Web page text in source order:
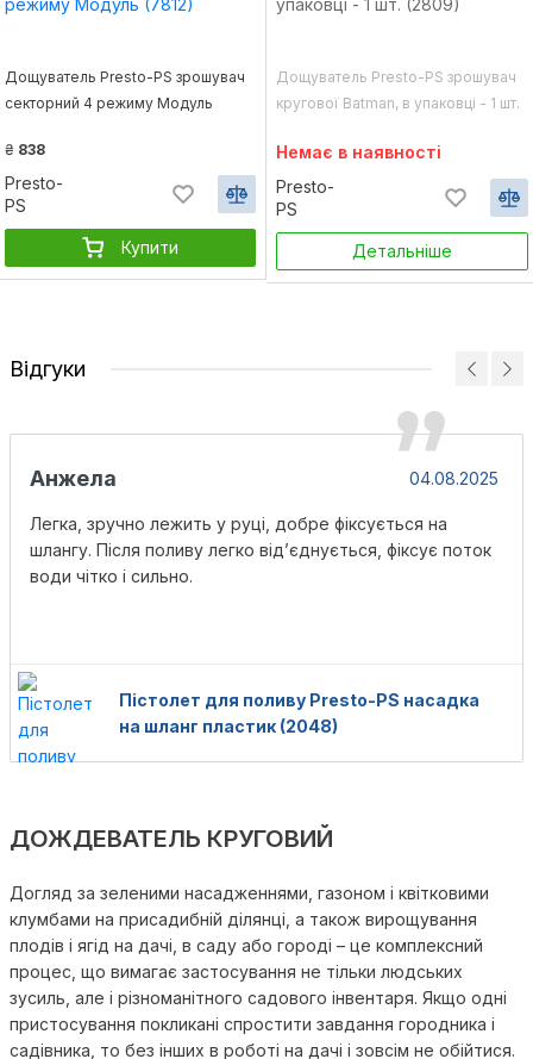
Дощуватель Presto-PS зрошувач
секторний 4 режиму Модуль
₴ 838
Presto-
PS
Купити
Дощуватель Presto-PS зрошувач
кругової Batman, в упаковці - 1 шт.
Немає в наявності
Presto-
PS
Детальніше
Відгуки
Анжела 04.08.2025
Легка, зручно лежить у руці, добре фіксується на
шлангу. Після поливу легко від’єднується, фіксує поток
води чітко і сильно.
Пістолет для поливу Presto-PS насадка
на шланг пластик (2048)
ДОЖДЕВАТЕЛЬ КРУГОВИЙ
Догляд за зеленими насадженнями, газоном і квітковими
клумбами на присадибній ділянці, а також вирощування
плодів і ягід на дачі, в саду або городі – це комплексний
процес, що вимагає застосування не тільки людських
зусиль, але і різноманітного садового інвентаря. Якщо одні
пристосування покликані спростити завдання городника і
садівника, то без інших в роботі на дачі і зовсім не обійтися.